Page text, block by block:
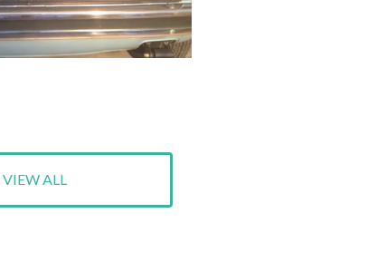
VIEW ALL